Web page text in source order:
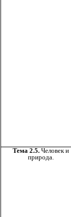
Тема 2.5. Человек и
природа.